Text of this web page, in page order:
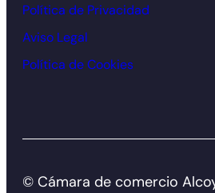
Política de Privacidad
Aviso Legal
Política de Cookies
© Cámara de comercio